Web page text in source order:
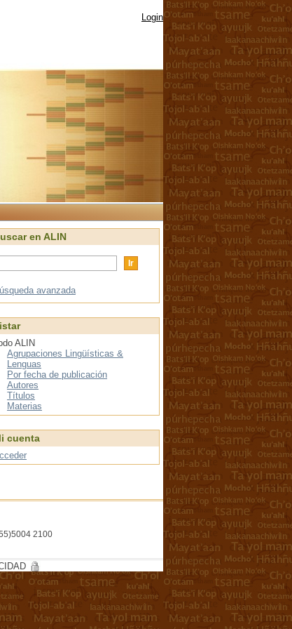
Login
en ALIN
avanzada
ALIN
Agrupaciones Lingüísticas &
Lenguas
Por fecha de publicación
Autores
Títulos
Materias
cuenta
2100